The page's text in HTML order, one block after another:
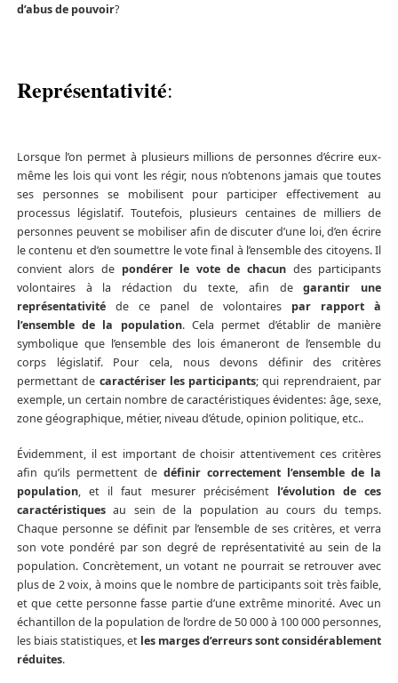
d’abus de pouvoir?
Représentativité:
Lorsque l’on permet à plusieurs millions de personnes d’écrire eux-
même les lois qui vont les régir, nous n’obtenons jamais que toutes
ses personnes se mobilisent pour participer effectivement au
processus législatif. Toutefois, plusieurs centaines de milliers de
personnes peuvent se mobiliser afin de discuter d’une loi, d’en écrire
le contenu et d’en soumettre le vote final à l’ensemble des citoyens. Il
convient alors de pondérer le vote de chacundes participants
volontaires à la rédaction du texte, afin degarantir une
représentativitéde ce panel de volontaires par rapport à
l’ensemble de la population. Cela permet d’établir de manière
symbolique que l’ensemble des lois émaneront de l’ensemble du
corps législatif. Pour cela, nous devons définir des critères
permettant de caractériser les participants; qui reprendraient, par
exemple, un certain nombre de caractéristiques évidentes: âge, sexe,
zone géographique, métier, niveau d’étude, opinion politique, etc..
Évidemment, il est important de choisir attentivement ces critères
afin qu’ils permettent de définir correctement l’ensemble de la
population, et il faut mesurer précisément l’évolution de ces
caractéristiquesau sein de la population au cours du temps.
Chaque personne se définit par l’ensemble de ses critères, et verra
son vote pondéré par son degré de représentativité au sein de la
population. Concrètement, un votant ne pourrait se retrouver avec
plus de 2 voix, à moins que le nombre de participants soit très faible,
et que cette personne fasse partie d’une extrême minorité. Avec un
échantillon de la population de l’ordre de 50 000 à 100 000 personnes,
les biais statistiques, et les marges d’erreurs sont considérablement
réduites.